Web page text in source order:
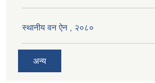
स्थानीय वन ऐन , २०८०
अन्य